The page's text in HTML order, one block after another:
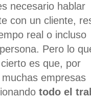
necesario hablar
con un cliente,
real o incluso
Pero lo
es que, por
empresas
todo el